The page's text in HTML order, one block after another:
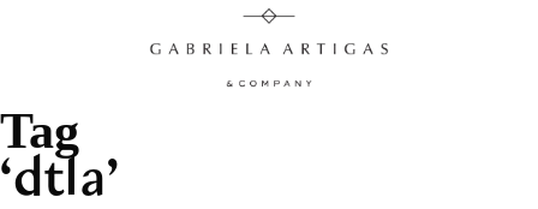
Tag
dtla